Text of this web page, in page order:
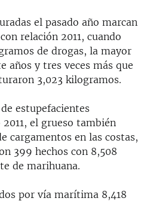
el pasado año marcan
relación 2011, cuando
de drogas, la mayor
años y tres veces más que
3,023 kilogramos.
estupefacientes
el grueso también
cargamentos en las costas,
399 hechos con 8,508
de marihuana.
por vía marítima 8,418